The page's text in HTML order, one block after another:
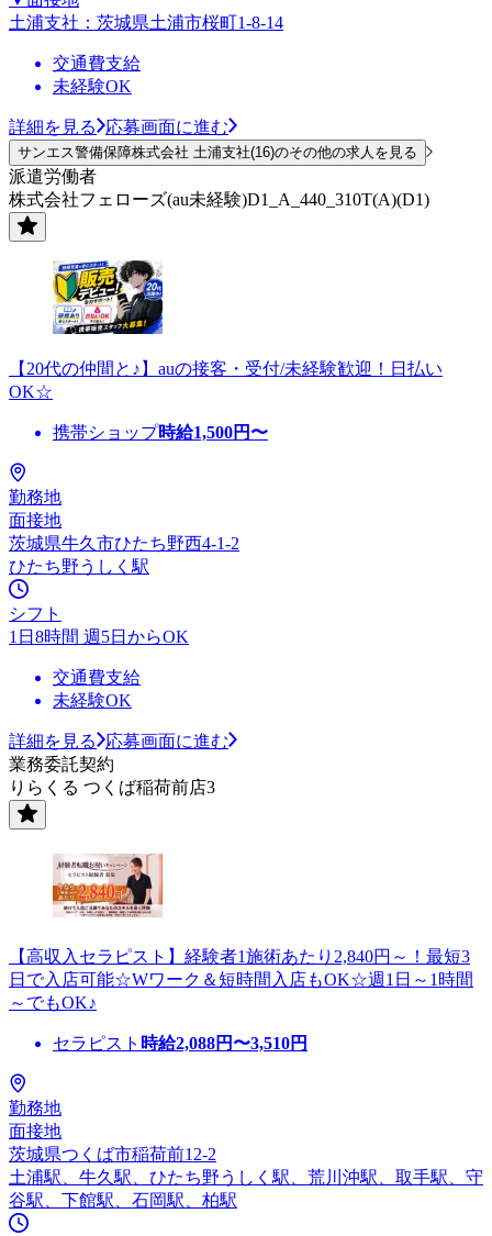
土浦支社：茨城県土浦市桜町1-8-14
交通費支給
未経験OK
詳細を見る 応募画面に進む
サンエス警備保障株式会社 土浦支社(16)のその他の求人を見る
派遣労働者
株式会社フェローズ(au未経験)D1_A_440_310T(A)(D1)
【20代の仲間と♪】auの接客・受付/未経験歓迎！日払い
OK☆
携帯ショップ時給1,500円〜
勤務地
面接地
茨城県牛久市ひたち野西4-1-2
ひたち野うしく駅
シフト
1日8時間 週5日からOK
交通費支給
未経験OK
詳細を見る
応募画面に進む
業務委託契約
りらくる つくば稲荷前店3
【高収入セラピスト】経験者1施術あたり2,840円～！最短3
日で入店可能☆Wワーク＆短時間入店もOK☆週1日～1時間
～でもOK♪
セラピスト 時給2,088円〜3,510円
勤務地
面接地
茨城県つくば市稲荷前12-2
土浦駅、牛久駅、ひたち野うしく駅、荒川沖駅、取手駅、守
谷駅、下館駅、石岡駅、柏駅